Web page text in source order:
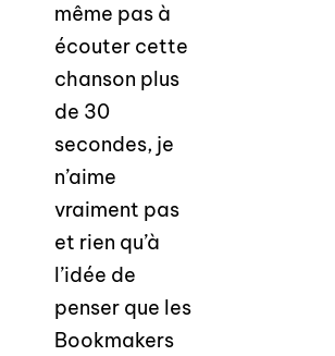
même pas à
écouter cette
chanson plus
de 30
secondes, je
n’aime
vraiment pas
et rien qu’à
l’idée de
penser que les
Bookmakers